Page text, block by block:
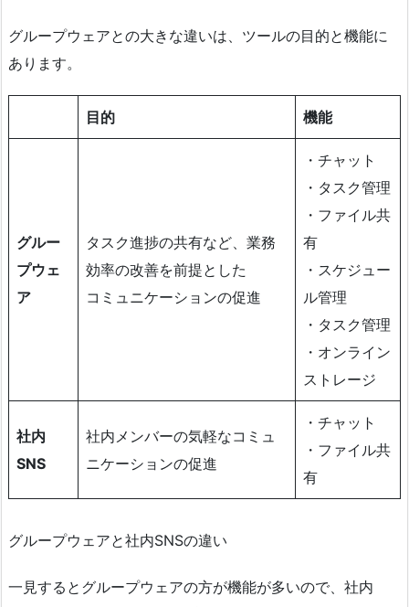
グループウェアとの大きな違いは、ツールの目的と機能に
あります。
目的 機能
グルー
プウェ
ア
タスク進捗の共有など、業務
効率の改善を前提とした
コミュニケーションの促進
・チャット
・タスク管理
・ファイル共
有
・スケジュー
ル管理
・タスク管理
・オンライン
ストレージ
社内
SNS
社内メンバーの気軽なコミュ
ニケーションの促進
・チャット
・ファイル共
有
グループウェアと社内SNSの違い
一見するとグループウェアの方が機能が多いので、社内